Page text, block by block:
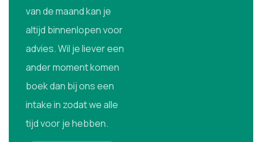
van de maand kan je
altijd binnenlopen voor
advies. Wil je liever een
ander moment komen
boek dan bij ons een
intake in zodat we alle
tijd voor je hebben.